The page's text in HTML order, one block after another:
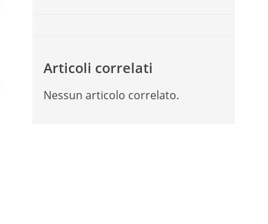
Articoli correlati
Nessun articolo correlato.